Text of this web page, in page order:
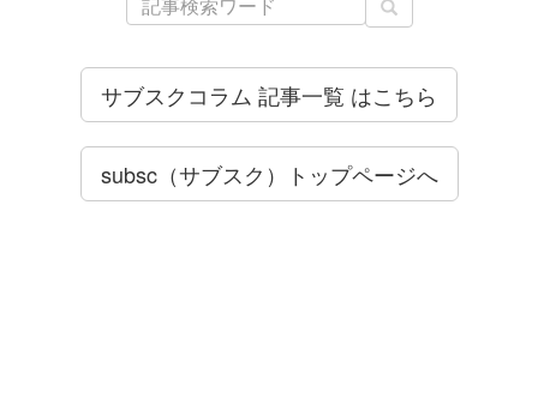
サブスクコラム 記事一覧 はこちら
subsc（サブスク）トップページへ